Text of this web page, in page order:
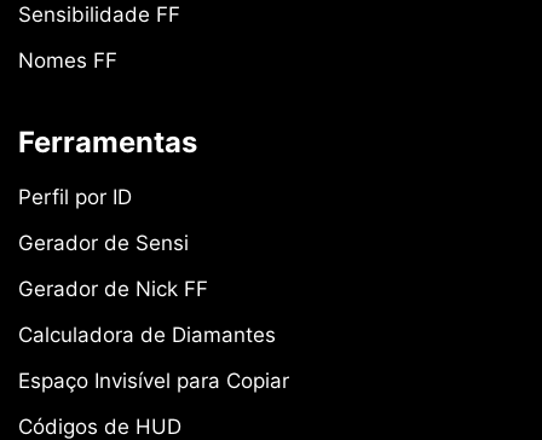
Sensibilidade FF
Nomes FF
Ferramentas
Perfil por ID
Gerador de Sensi
Gerador de Nick FF
Calculadora de Diamantes
Espaço Invisível para Copiar
Códigos de HUD